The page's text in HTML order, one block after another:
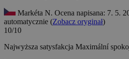
Markéta N. Ocena napisana: 7. 5.
automatycznie (Zobacz oryginał)
10/10
Najwyższa satysfakcja Maximální